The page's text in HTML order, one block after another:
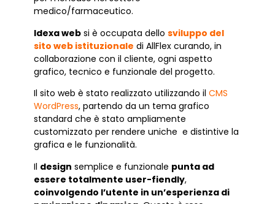
medico/farmaceutico.
Idexa websi è occupata dello sviluppo del
sito web istituzionale di AllFlex curando, in
collaborazione con il cliente, ogni aspetto
grafico, tecnico e funzionale del progetto.
Il sito web è stato realizzato utilizzando il CMS
WordPress, partendo da un tema grafico
standard che è stato ampliamente
customizzato per rendere uniche e distintive la
grafica e le funzionalità.
Il design semplice e funzionale punta ad
essere totalmente user-fiendly,
coinvolgendo l’utente in un’esperienza di